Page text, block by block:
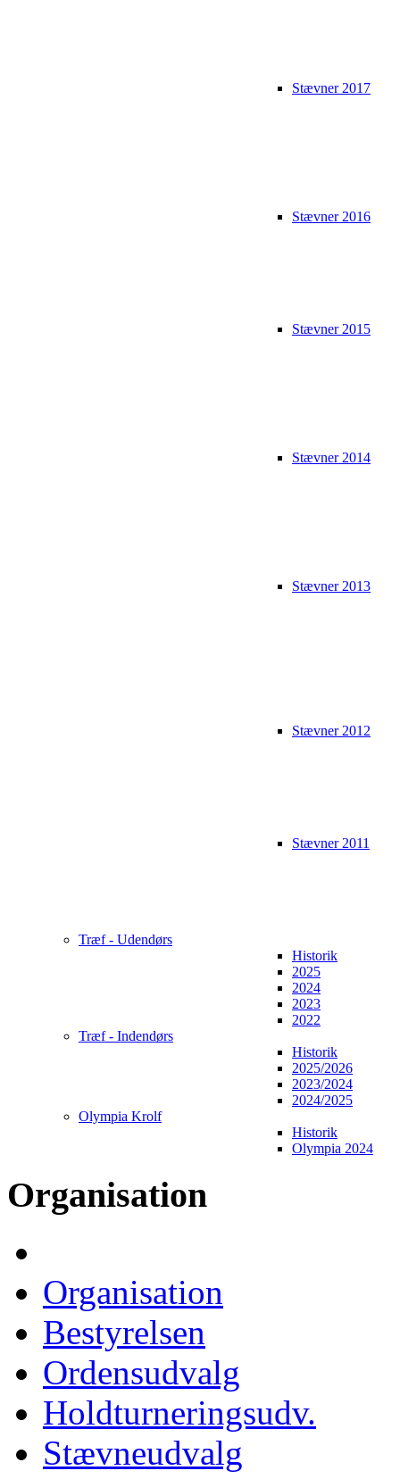
Stævner 2017
Stævner 2016
Stævner 2015
Stævner 2014
Stævner 2013
Stævner 2012
Stævner 2011
Træf - Udendørs
Historik
2025
2024
2023
2022
Træf - Indendørs
Historik
2025/2026
2023/2024
2024/2025
Olympia Krolf
Historik
Olympia 2024
Organisation
Organisation
Bestyrelsen
Ordensudvalg
Holdturneringsudv.
Stævneudvalg